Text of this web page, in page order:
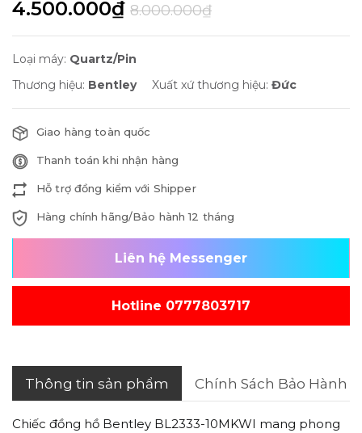
4.500.000₫ 8.000.000₫
Loại máy: Quartz/Pin
Thương hiệu: Bentley Xuất xứ thương hiệu: Đức
Giao hàng toàn quốc
Thanh toán khi nhận hàng
Hỗ trợ đồng kiểm với Shipper
Hàng chính hãng/Bảo hành 12 tháng
Liên hệ Messenger
Hotline 0777803717
Thông tin sản phẩm Chính Sách Bảo Hành
Chiếc đồng hồ Bentley BL2333-10MKWI mang phong